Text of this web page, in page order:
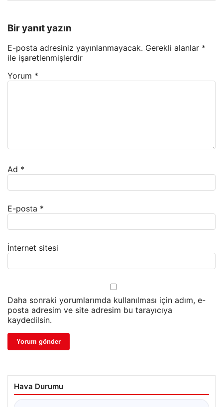
Bir yanıt yazın
E-posta adresiniz yayınlanmayacak. Gerekli alanlar *
ile işaretlenmişlerdir
Yorum *
Ad *
E-posta *
İnternet sitesi
Daha sonraki yorumlarımda kullanılması için adım, e-
posta adresim ve site adresim bu tarayıcıya
kaydedilsin.
Hava Durumu